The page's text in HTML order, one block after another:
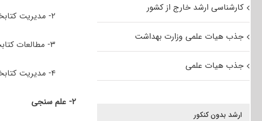
۲- مدیریت کتابخانه­ های دانشگاهی
۳- مطالعات کتابخانه ­های عمومی
۴- مدیریت کتابخانه ­های دیجیتال
۲- علم سنجی
کارشناسی ارشد خارج از کشور
جذب هیات علمی وزارت بهداشت
جذب هیات علمی
ارشد بدون کنکور